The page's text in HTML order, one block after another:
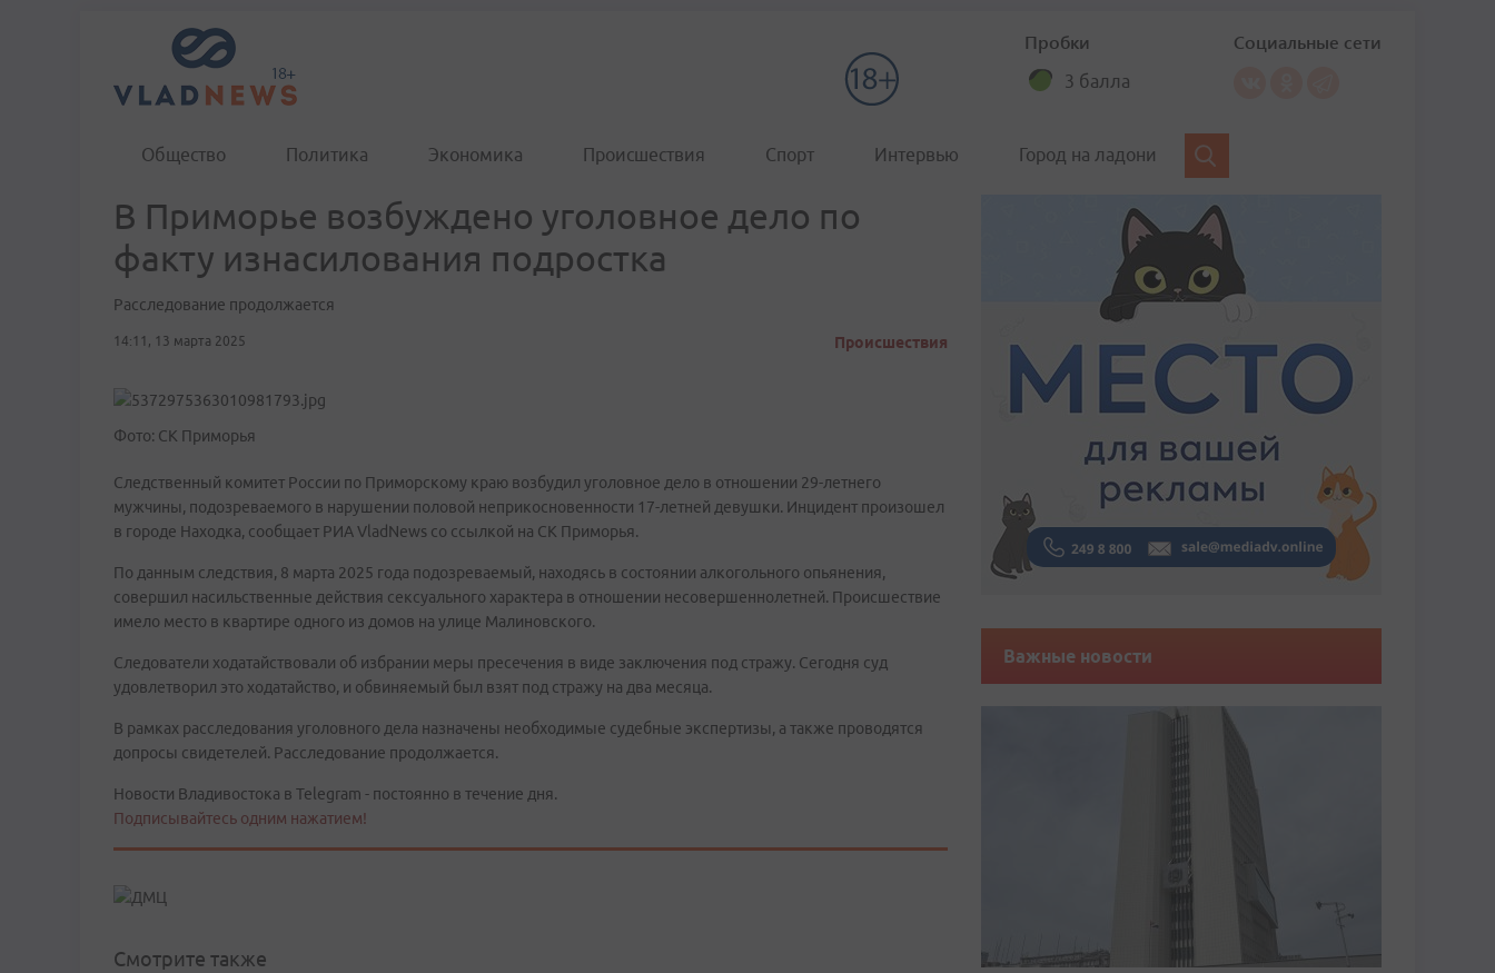
Пробки
3 балла
Социальные сети
Общество Политика Экономика Происшествия Спорт Интервью Город на ладони
В Приморье возбуждено уголовное дело по
факту изнасилования подростка
Расследование продолжается
14:11, 13 марта 2025 Происшествия
Фото: СК Приморья
Следственный комитет России по Приморскому краю возбудил уголовное дело в отношении 29-летнего
мужчины, подозреваемого в нарушении половой неприкосновенности 17-летней девушки. Инцидент произошел
в городе Находка, сообщает РИА VladNews со ссылкой на СК Приморья.
По данным следствия, 8 марта 2025 года подозреваемый, находясь в состоянии алкогольного опьянения,
совершил насильственные действия сексуального характера в отношении несовершеннолетней. Происшествие
имело место в квартире одного из домов на улице Малиновского.
Следователи ходатайствовали об избрании меры пресечения в виде заключения под стражу. Сегодня суд
удовлетворил это ходатайство, и обвиняемый был взят под стражу на два месяца.
В рамках расследования уголовного дела назначены необходимые судебные экспертизы, а также проводятся
допросы свидетелей. Расследование продолжается.
Новости Владивостока в Telegram - постоянно в течение дня.
Подписывайтесь одним нажатием!
Смотрите также
Важные новости